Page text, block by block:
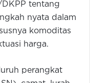
tentang
nyata dalam
komoditas
harga.
perangkat